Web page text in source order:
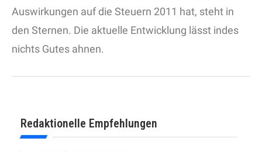
Auswirkungen auf die Steuern 2011 hat, steht in
den Sternen. Die aktuelle Entwicklung lässt indes
nichts Gutes ahnen.
Redaktionelle Empfehlungen